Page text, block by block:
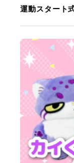
運動スタート